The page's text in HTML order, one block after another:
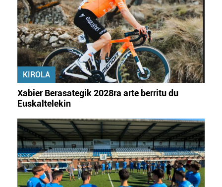
KIROLA
Xabier Berasategik 2028ra arte berritu du
Euskaltelekin